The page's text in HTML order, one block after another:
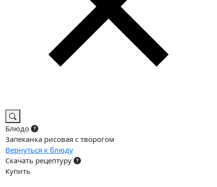
Блюдо
Запеканка рисовая с творогом
Вернуться к блюду
Скачать рецептуру
Купить